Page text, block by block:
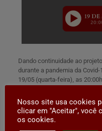
Dando continuidade ao
durante a pandemia da Covid-
19/05 (quarta-feira), as
e o Dr. Rogério Ristow.⠀
⠀
Idealizado pela Comissão do
Nosso site usa cookies
clicar em "Aceitar", você
os cookies.